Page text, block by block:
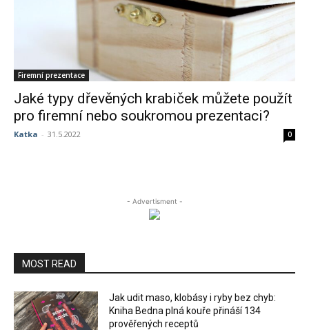
Firemní prezentace
Jaké typy dřevěných krabiček můžete použít
pro firemní nebo soukromou prezentaci?
Katka - 31.5.2022 0
- Advertisment -
MOST READ
Jak udit maso, klobásy i ryby bez chyb:
Kniha Bedna plná kouře přináší 134
prověřených receptů